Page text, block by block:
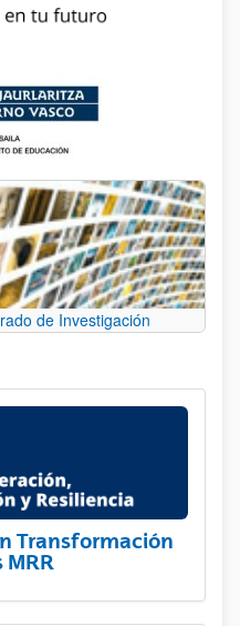
de Investigación
Transformación